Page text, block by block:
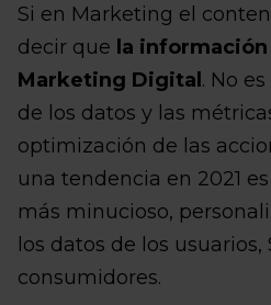
Si en Marketing el
decir que la información
Marketing Digital. No
de los datos y las
optimización de las
una tendencia en 2021
más minucioso,
los datos de los usuarios,
consumidores.